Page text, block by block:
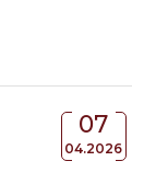
07
04.2026